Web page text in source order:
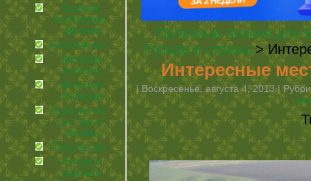
болезни
внутренних
органов
болезни кожи
Женские
болезни
Мужские
болезни
Позвоночник,
суставы и
травмы
Польза соков
Ресурсы
природы
Полезные Знания для
Города и страны>
Интересные
| Воскресенье, августа 4, 2013 |